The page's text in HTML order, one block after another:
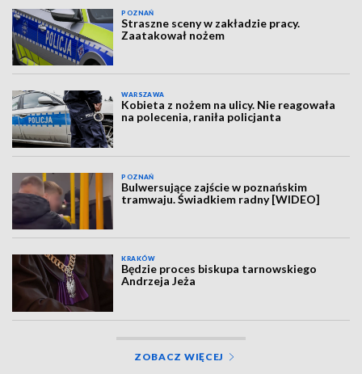
POZNAŃ
Straszne sceny w zakładzie pracy.
Zaatakował nożem
WARSZAWA
Kobieta z nożem na ulicy. Nie reagowała
na polecenia, raniła policjanta
POZNAŃ
Bulwersujące zajście w poznańskim
tramwaju. Świadkiem radny [WIDEO]
KRAKÓW
Będzie proces biskupa tarnowskiego
Andrzeja Jeża
ZOBACZ WIĘCEJ